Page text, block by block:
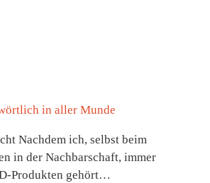
in aller Munde
Nachdem ich, selbst beim
in der Nachbarschaft, immer
Produkten gehört…